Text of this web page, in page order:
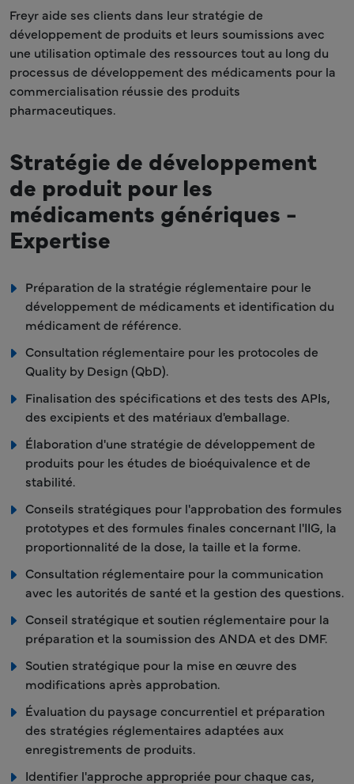
Freyr aide ses clients dans leur stratégie de
développement de produits et leurs soumissions avec
une utilisation optimale des ressources tout au long du
processus de développement des médicaments pour la
commercialisation réussie des produits
pharmaceutiques.
Stratégie de développement
de produit pour les
médicaments génériques -
Expertise
Préparation de la stratégie réglementaire pour le
développement de médicaments et identification du
médicament de référence.
Consultation réglementaire pour les protocoles de
Quality by Design (QbD).
Finalisation des spécifications et des tests des APIs,
des excipients et des matériaux d'emballage.
Élaboration d'une stratégie de développement de
produits pour les études de bioéquivalence et de
stabilité.
Conseils stratégiques pour l'approbation des formules
prototypes et des formules finales concernant l'IIG, la
proportionnalité de la dose, la taille et la forme.
Consultation réglementaire pour la communication
avec les autorités de santé et la gestion des questions.
Conseil stratégique et soutien réglementaire pour la
préparation et la soumission des ANDA et des DMF.
Soutien stratégique pour la mise en œuvre des
modifications après approbation.
Évaluation du paysage concurrentiel et préparation
des stratégies réglementaires adaptées aux
enregistrements de produits.
Identifier l'approche appropriée pour chaque cas,